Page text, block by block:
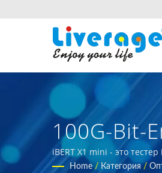
100G-Bit-
iBERT X1 mini - это
линий для разработки
Home / Категория /